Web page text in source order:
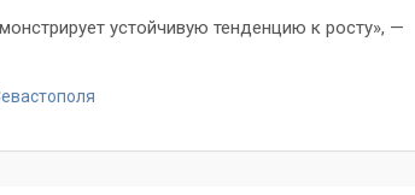
устойчивую тенденцию к росту», —